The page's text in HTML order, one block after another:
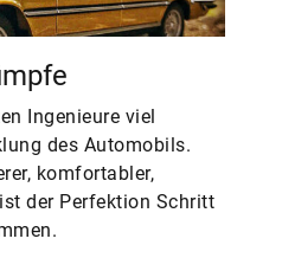
Ingenieure viel
des Automobils.
komfortabler,
der Perfektion Schritt